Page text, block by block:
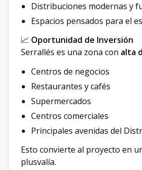
Distribuciones modernas y
Espacios pensados para el
📈 Oportunidad de Inversión
Serrallés es una zona con alta
Centros de negocios
Restaurantes y cafés
Supermercados
Centros comerciales
Principales avenidas del
Esto convierte al proyecto en
plusvalía.